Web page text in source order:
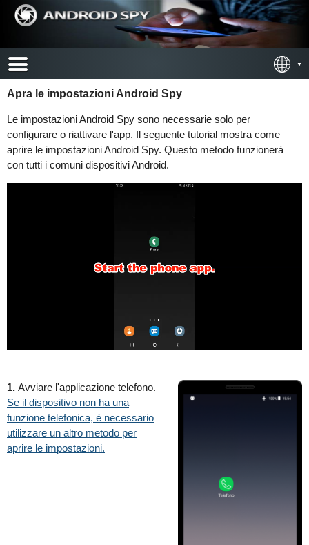
Apra le impostazioni Android Spy
Le impostazioni Android Spy sono necessarie solo per
configurare o riattivare l'app. Il seguente tutorial mostra come
aprire le impostazioni Android Spy. Questo metodo funzionerà
con tutti i comuni dispositivi Android.
1. Avviare l'applicazione telefono.
Se il dispositivo non ha una
funzione telefonica, è necessario
utilizzare un altro metodo per
aprire le impostazioni.